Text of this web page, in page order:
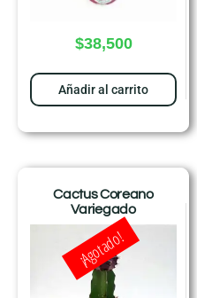
$38,500
Añadir al carrito
Cactus Coreano
Variegado
¡Agotado!